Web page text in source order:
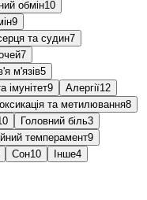
обмін10
9
та судин7
7
м'язів5
імунітет9 Алергії12
та метилювання8
Головний біль3
темперамент9
Сон10 Інше4